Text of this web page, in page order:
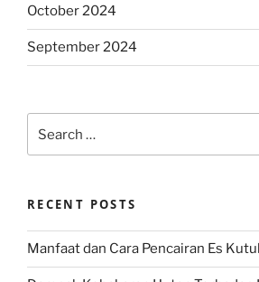
October 2024
September 2024
for:
RECENT POSTS
Manfaat dan Cara Pencairan Es